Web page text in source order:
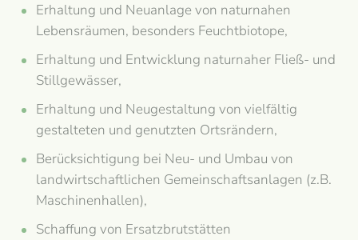
Erhaltung und Neuanlage von naturnahen
Lebensräumen, besonders Feuchtbiotope,
Erhaltung und Entwicklung naturnaher Fließ- und
Stillgewässer,
Erhaltung und Neugestaltung von vielfältig
gestalteten und genutzten Ortsrändern,
Berücksichtigung bei Neu- und Umbau von
landwirtschaftlichen Gemeinschaftsanlagen (z.B.
Maschinenhallen),
Schaffung von Ersatzbrutstätten